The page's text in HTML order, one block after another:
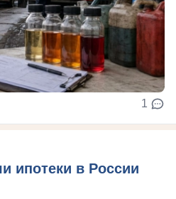
1
ипотеки в России